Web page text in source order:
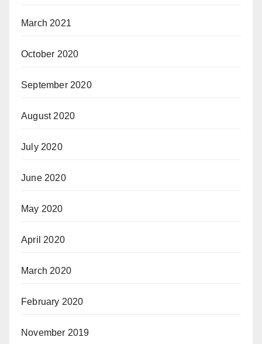
March 2021
October 2020
September 2020
August 2020
July 2020
June 2020
May 2020
April 2020
March 2020
February 2020
November 2019